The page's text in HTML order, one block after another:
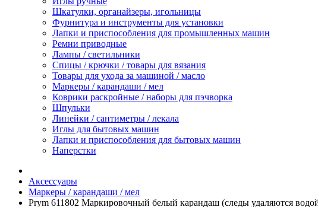
Шкатулки, органайзеры, игольницы
Фурнитура и инструменты для установки
Лапки и приспособления для промышленных машин
Ремни приводные
Лампы / светильники
Спицы / крючки / товары для вязания
Товары для ухода за машиной / масло
Маркеры / карандаши / мел
Коврики раскройные / наборы для пэчворка
Шпульки
Линейки / сантиметры / лекала
Иглы для бытовых машин
Лапки и приспособления для бытовых машин
Наперстки
Аксессуары
Маркеры / карандаши / мел
Prym 611802 Маркировочный белый карандаш (следы удаляются